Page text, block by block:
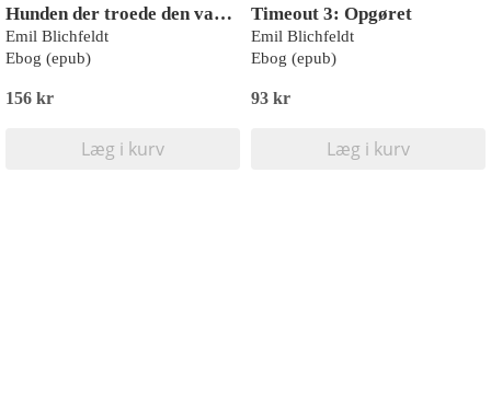
Hunden der troede den var en isbjørn
Emil Blichfeldt
Ebog (epub)
156 kr
Læg i kurv
Timeout 3: Opgøret
Emil Blichfeldt
Ebog (epub)
93 kr
Læg i kurv